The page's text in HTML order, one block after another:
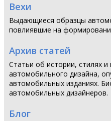
Вехи
Выдающиеся образцы
повлиявшие на
Архив статей
Статьи об истории, стилях и
автомобильного дизайна,
автомобильных изданиях.
автомобильных дизайнеров.
Блог